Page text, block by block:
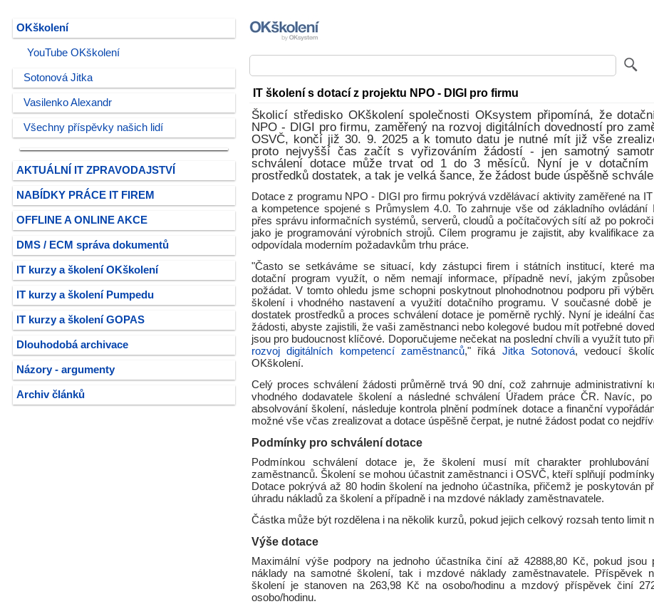
OKškolení
YouTube OKškolení
Sotonová Jitka
Vasilenko Alexandr
Všechny příspěvky našich lidí
AKTUÁLNÍ IT ZPRAVODAJSTVÍ
NABÍDKY PRÁCE IT FIREM
OFFLINE A ONLINE AKCE
DMS / ECM správa dokumentů
IT kurzy a školení OKškolení
IT kurzy a školení Pumpedu
IT kurzy a školení GOPAS
Dlouhodobá archivace
Názory - argumenty
Archiv článků
IT školení s dotací z projektu NPO - DIGI pro firmu
Školicí středisko OKškolení společnosti OKsystem připomíná, že
NPO - DIGI pro firmu, zaměřený na rozvoj digitálních dovedností pro
OSVČ, končí již 30. 9. 2025 a k tomuto datu je nutné mít již vše
proto nejvyšší čas začít s vyřizováním žádostí - jen samotný
schválení dotace může trvat od 1 do 3 měsíců. Nyní je v dotačním
prostředků dostatek, a tak je velká šance, že žádost bude úspěšně
Dotace z programu NPO - DIGI pro firmu pokrývá vzdělávací aktivity zaměřené na
a kompetence spojené s Průmyslem 4.0. To zahrnuje vše od základního ovládání
přes správu informačních systémů, serverů, cloudů a počítačových sítí až po
jako je programování výrobních strojů. Cílem programu je zajistit, aby kvalifikace
odpovídala moderním požadavkům trhu práce.
"Často se setkáváme se situací, kdy zástupci firem i státních institucí, které
dotační program využít, o něm nemají informace, případně neví, jakým
požádat. V tomto ohledu jsme schopni poskytnout plnohodnotnou podporu při
školení i vhodného nastavení a využití dotačního programu. V současné době
dostatek prostředků a proces schválení dotace je poměrně rychlý. Nyní je ideální
žádosti, abyste zajistili, že vaši zaměstnanci nebo kolegové budou mít potřebné
jsou pro budoucnost klíčové. Doporučujeme nečekat na poslední chvíli a využít tuto
rozvoj digitálních kompetencí zaměstnanců," říká Jitka Sotonová, vedoucí
OKškolení.
Celý proces schválení žádosti průměrně trvá 90 dní, což zahrnuje administrativní
vhodného dodavatele školení a následné schválení Úřadem práce ČR. Navíc, po
absolvování školení, následuje kontrola plnění podmínek dotace a finanční
možné vše včas zrealizovat a dotace úspěšně čerpat, je nutné žádost podat co
Podmínky pro schválení dotace
Podmínkou schválení dotace je, že školení musí mít charakter prohlubování
zaměstnanců. Školení se mohou účastnit zaměstnanci i OSVČ, kteří splňují
Dotace pokrývá až 80 hodin školení na jednoho účastníka, přičemž je poskytován
úhradu nákladů za školení a případně i na mzdové náklady zaměstnavatele.
Částka může být rozdělena i na několik kurzů, pokud jejich celkový rozsah tento limit
Výše dotace
Maximální výše podpory na jednoho účastníka činí až 42888,80 Kč, pokud jsou
náklady na samotné školení, tak i mzdové náklady zaměstnavatele. Příspěvek
školení je stanoven na 263,98 Kč na osobo/hodinu a mzdový příspěvek činí
osobo/hodinu.